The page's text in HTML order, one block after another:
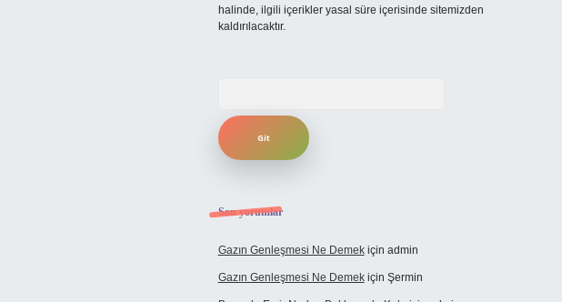
halinde, ilgili içerikler yasal süre içerisinde sitemizden
kaldırılacaktır.
Son yorumlar
Gazın Genleşmesi Ne Demekiçin admin
Gazın Genleşmesi Ne Demekiçin Şermin